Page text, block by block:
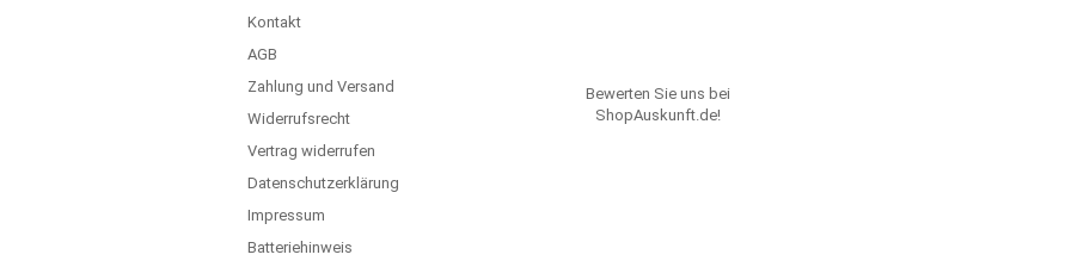
Kontakt
AGB
Zahlung und Versand
Widerrufsrecht
Vertrag widerrufen
Datenschutzerklärung
Impressum
Batteriehinweis
Bewerten Sie uns bei
ShopAuskunft.de!